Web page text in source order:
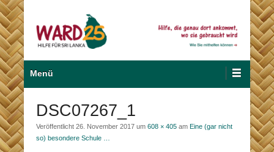
Zum
Inhalt
wechseln
Ward 25
Primäres
Menü
Menü
DSC07267_1
Veröffentlicht 26. November 2017 um 608 × 405 am Eine (gar nicht
so) besondere Schule …